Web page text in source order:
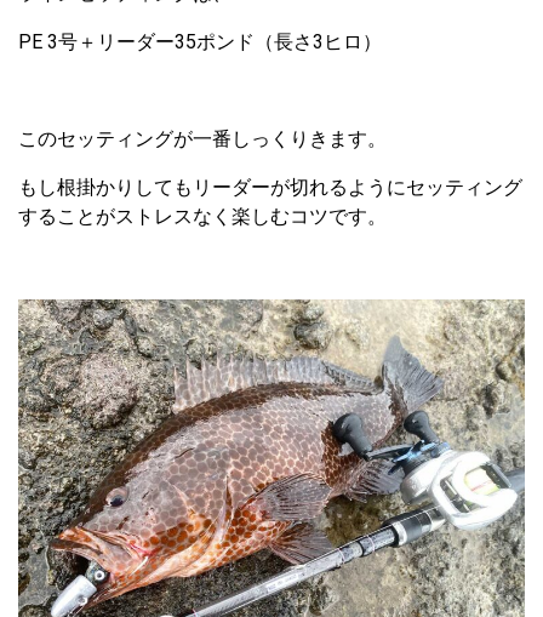
PE 3号＋リーダー35ポンド（長さ3ヒロ）
このセッティングが一番しっくりきます。
もし根掛かりしてもリーダーが切れるようにセッティング
することがストレスなく楽しむコツです。